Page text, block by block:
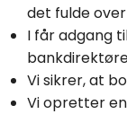
det fulde
I får adgang
Vi sikrer, at
Vi opretter